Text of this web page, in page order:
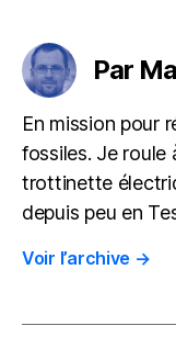
Par
En mission pour
fossiles. Je roule
trottinette
depuis peu en
Voir l’archive →